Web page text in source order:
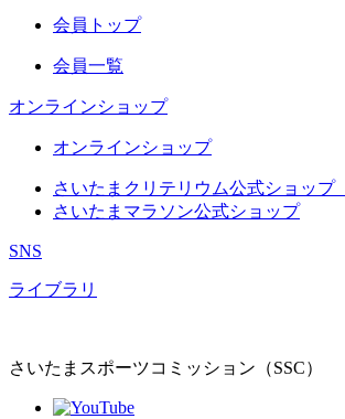
会員トップ
会員一覧
オンラインショップ
オンラインショップ
さいたまクリテリウム公式ショップ
さいたまマラソン公式ショップ
SNS
ライブラリ
さいたまスポーツコミッション（SSC）